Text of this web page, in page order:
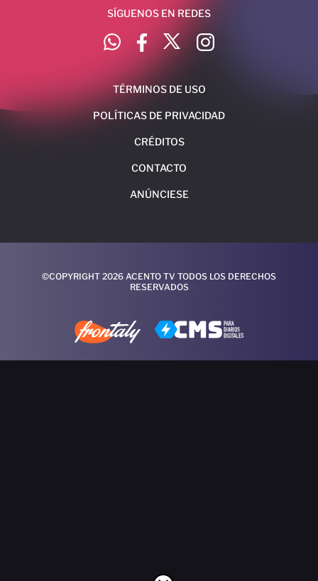
SÍGUENOS EN REDES
TÉRMINOS DE USO
POLÍTICAS DE PRIVACIDAD
CRÉDITOS
CONTACTO
ANÚNCIESE
©COPYRIGHT 2026 ACENTO TV TODOS LOS DERECHOS
RESERVADOS